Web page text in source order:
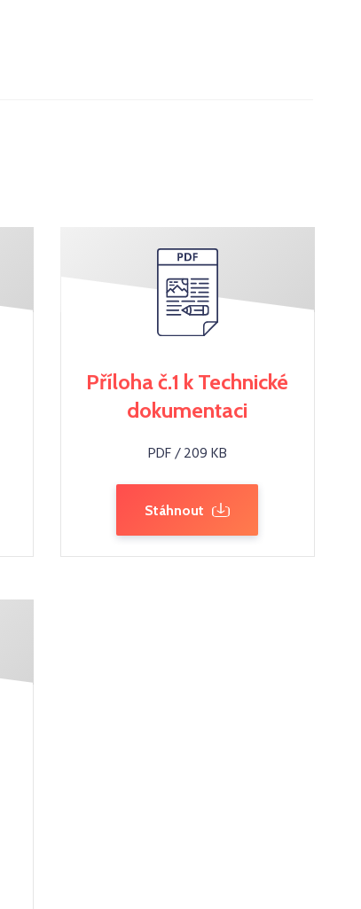
Příloha č.1 k Technické
dokumentaci
PDF / 209 KB
Stáhnout